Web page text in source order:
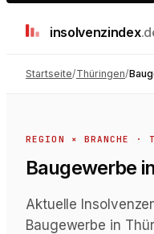
insolvenzindex
Startseite/Thüringen/
REGION × BRANCHE ·
Baugewerbe
Aktuelle
Baugewerbe in